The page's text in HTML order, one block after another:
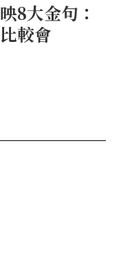
8大金句：
較會